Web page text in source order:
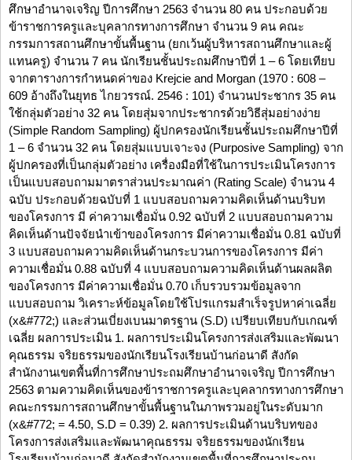
ศึกษาอำนาจเจริญ ปีการศึกษา 2563 จำนวน 80 คน ประกอบด้วย
ข้าราชการครูและบุคลากรทางการศึกษา จำนวน 9 คน คณะ
กรรมการสถานศึกษาขั้นพื้นฐาน (ยกเว้นผู้บริหารสถานศึกษาและผู้
แทนครู) จำนวน 7 คน นักเรียนชั้นประถมศึกษาปีที่ 1 – 6 โดยเทียบ
จากตารางการกำหนดค่าของ Krejcie and Morgan (1970 : 608 –
609 อ้างถึงในยุทธ ไกยวรรณ์. 2546 : 101) จำนวนประชากร 35 คน
ใช้กลุ่มตัวอย่าง 32 คน โดยสุ่มจากประชากรด้วยวิธีสุ่มอย่างง่าย
(Simple Random Sampling) ผู้ปกครองนักเรียนชั้นประถมศึกษาปีที่
1 – 6 จำนวน 32 คน โดยสุ่มแบบเจาะจง (Purposive Sampling) จาก
ผู้ปกครองที่เป็นกลุ่มตัวอย่าง เครื่องมือที่ใช้ในการประเมินโครงการ
เป็นแบบสอบถามมาตราส่วนประมาณค่า (Rating Scale) จำนวน 4
ฉบับ ประกอบด้วยฉบับที่ 1 แบบสอบถามความคิดเห็นด้านบริบท
ของโครงการ มี ค่าความเชื่อมั่น 0.92 ฉบับที่ 2 แบบสอบถามความ
คิดเห็นด้านปัจจัยนำเข้าของโครงการ มีค่าความเชื่อมั่น 0.81 ฉบับที่
3 แบบสอบถามความคิดเห็นด้านกระบวนการของโครงการ มีค่า
ความเชื่อมั่น 0.88 ฉบับที่ 4 แบบสอบถามความคิดเห็นด้านผลผลิต
ของโครงการ มีค่าความเชื่อมั่น 0.70 เก็บรวบรวมข้อมูลจาก
แบบสอบถาม วิเคราะห์ข้อมูลโดยใช้โปรแกรมสำเร็จรูปหาค่าเฉลี่ย
(x&#772;) และส่วนเบี่ยงเบนมาตรฐาน (S.D) เปรียบเทียบกับเกณฑ์
เฉลี่ย ผลการประเมิน 1. ผลการประเมินโครงการส่งเสริมและพัฒนา
คุณธรรม จริยธรรมของนักเรียนโรงเรียนบ้านก่อนาดี สังกัด
สำนักงานเขตพื้นที่การศึกษาประถมศึกษาอำนาจเจริญ ปีการศึกษา
2563 ตามความคิดเห็นของข้าราชการครูและบุคลากรทางการศึกษา
คณะกรรมการสถานศึกษาขั้นพื้นฐานในภาพรวมอยู่ในระดับมาก
(x&#772; = 4.50, S.D = 0.39) 2. ผลการประเมินด้านบริบทของ
โครงการส่งเสริมและพัฒนาคุณธรรม จริยธรรมของนักเรียน